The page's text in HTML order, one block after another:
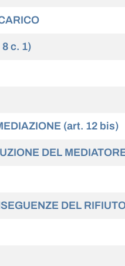
8 c. 1)
(art. 12 bis)
DEL
DEL